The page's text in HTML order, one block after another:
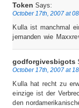
Token Says:
October 17th, 2007 at
Kulla ist manchmal
jemanden wie
godforgivesbigots
October 17th, 2007 at
Kulla hat recht zu
einzige ist der
den